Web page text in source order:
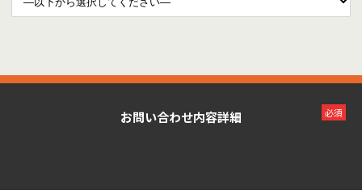
お問い合わせ内容詳細 必須